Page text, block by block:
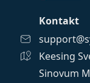
Kontakt
Keesing
Sinovum